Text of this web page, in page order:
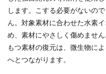
します。こする必要がないの
ん。対象素材に合わせた水素
め、素材にやさしく傷めませ
もつ素材の復元は、微生物に
へとつながります。